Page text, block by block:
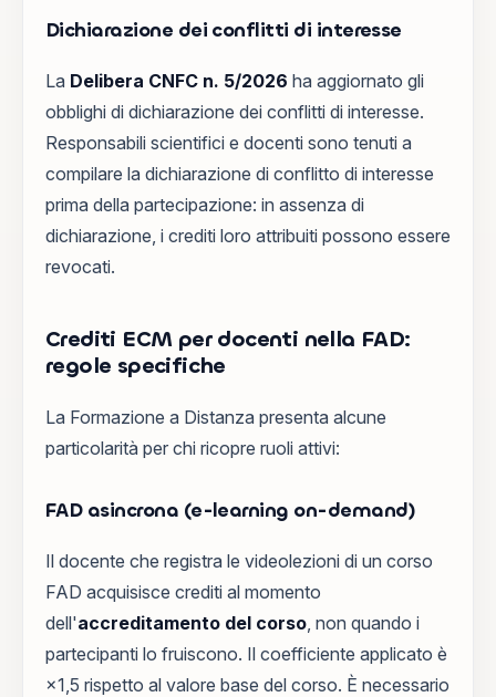
Dichiarazione dei conflitti di interesse
La Delibera CNFC n. 5/2026 ha aggiornato gli
obblighi di dichiarazione dei conflitti di interesse.
Responsabili scientifici e docenti sono tenuti a
compilare la dichiarazione di conflitto di interesse
prima della partecipazione: in assenza di
dichiarazione, i crediti loro attribuiti possono essere
revocati.
Crediti ECM per docenti nella FAD:
regole specifiche
La Formazione a Distanza presenta alcune
particolarità per chi ricopre ruoli attivi:
FAD asincrona (e-learning on-demand)
Il docente che registra le videolezioni di un corso
FAD acquisisce crediti al momento
dell'accreditamento del corso , non quando i
partecipanti lo fruiscono. Il coefficiente applicato è
×1,5 rispetto al valore base del corso. È necessario